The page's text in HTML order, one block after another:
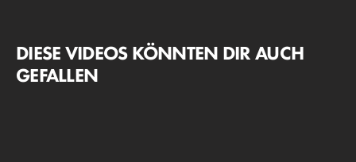
DIESE VIDEOS KÖNNTEN DIR AUCH
GEFALLEN